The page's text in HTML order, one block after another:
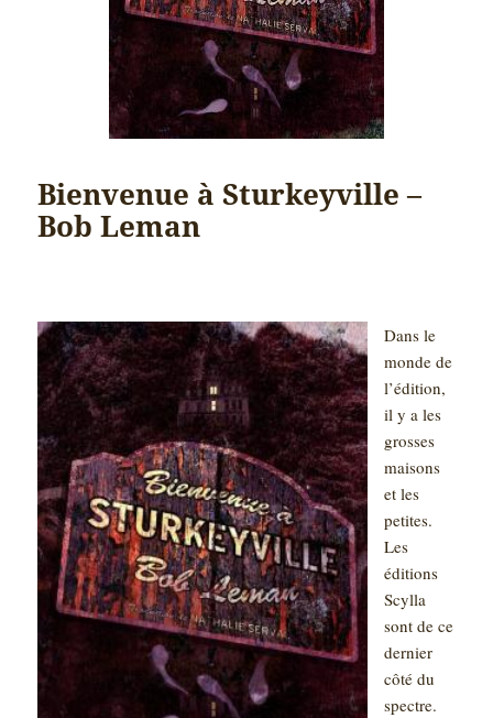
Bienvenue à Sturkeyville –
Bob Leman
Dans le
monde de
l’édition,
il y a les
grosses
maisons
et les
petites.
Les
éditions
Scylla
sont de ce
dernier
côté du
spectre.